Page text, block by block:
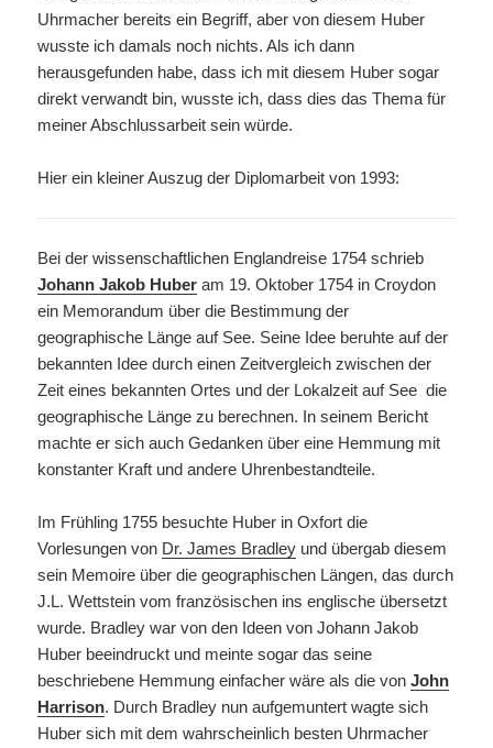
Uhrmacher bereits ein Begriff, aber von diesem Huber
wusste ich damals noch nichts. Als ich dann
herausgefunden habe, dass ich mit diesem Huber sogar
direkt verwandt bin, wusste ich, dass dies das Thema für
meiner Abschlussarbeit sein würde.
Hier ein kleiner Auszug der Diplomarbeit von 1993:
Bei der wissenschaftlichen Englandreise 1754 schrieb
Johann Jakob Huber am 19. Oktober 1754 in Croydon
ein Memorandum über die Bestimmung der
geographische Länge auf See. Seine Idee beruhte auf der
bekannten Idee durch einen Zeitvergleich zwischen der
Zeit eines bekannten Ortes und der Lokalzeit auf See die
geographische Länge zu berechnen. In seinem Bericht
machte er sich auch Gedanken über eine Hemmung mit
konstanter Kraft und andere Uhrenbestandteile.
Im Frühling 1755 besuchte Huber in Oxfort die
Vorlesungen von Dr. James Bradley und übergab diesem
sein Memoire über die geographischen Längen, das durch
J.L. Wettstein vom französischen ins englische übersetzt
wurde. Bradley war von den Ideen von Johann Jakob
Huber beeindruckt und meinte sogar das seine
beschriebene Hemmung einfacher wäre als die vonJohn
Harrison. Durch Bradley nun aufgemuntert wagte sich
Huber sich mit dem wahrscheinlich besten Uhrmacher